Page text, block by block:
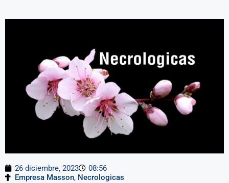
26 diciembre, 2023
08:56
Empresa Masson, Necrologicas